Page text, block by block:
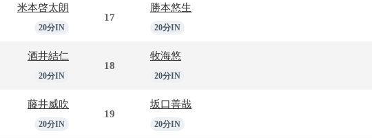
米本啓太朗
20分IN
17
勝本悠生
20分IN
酒井結仁
20分IN
18
牧海悠
20分IN
藤井威吹
20分IN
19
坂口善哉
20分IN